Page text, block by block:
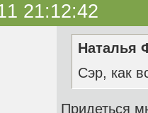
21:12:42
Наталья
Сэр, как
Придеться